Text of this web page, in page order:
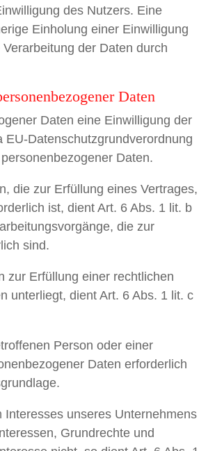
des Nutzers. Eine
Einholung einer Einwilligung
der Daten durch
Daten
Daten eine Einwilligung der
EU-Datenschutzgrundverordnung
Daten.
die zur Erfüllung eines Vertrages,
ist, dient Art. 6 Abs. 1 lit. b
die zur
sind.
zur Erfüllung einer rechtlichen
unterliegt, dient Art. 6 Abs. 1 lit. c
Person oder einer
Daten erforderlich
unseres Unternehmens
Grundrechte und